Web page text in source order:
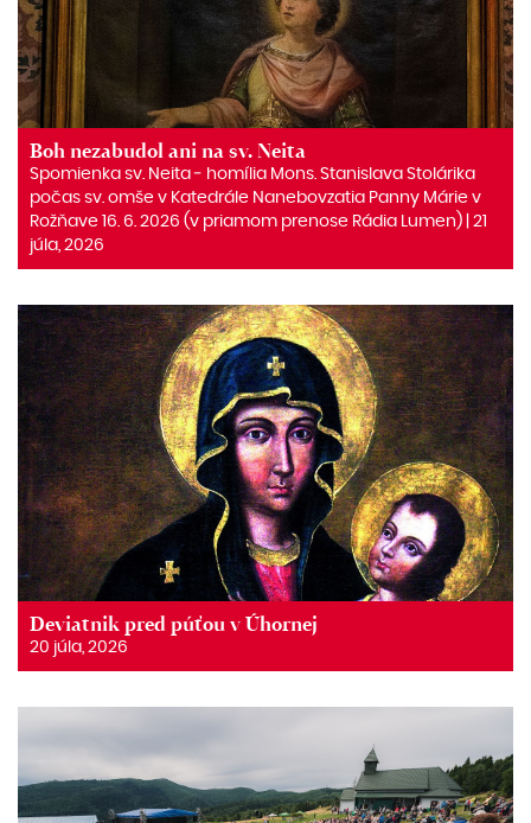
Boh nezabudol ani na sv. Neita
Spomienka sv. Neita ‒ homília Mons. Stanislava Stolárika
počas sv. omše v Katedrále Nanebovzatia Panny Márie v
Rožňave 16. 6. 2026 (v priamom prenose Rádia Lumen) | 21
júla, 2026
Deviatnik pred púťou v Úhornej
20 júla, 2026